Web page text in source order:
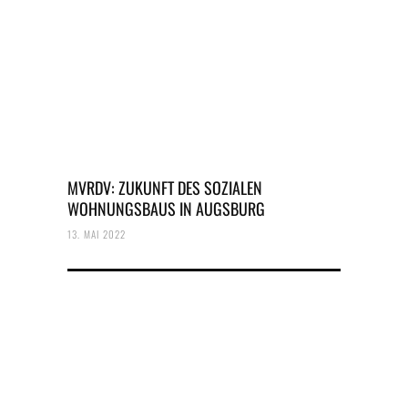
MVRDV: ZUKUNFT DES SOZIALEN
WOHNUNGSBAUS IN AUGSBURG
13. MAI 2022